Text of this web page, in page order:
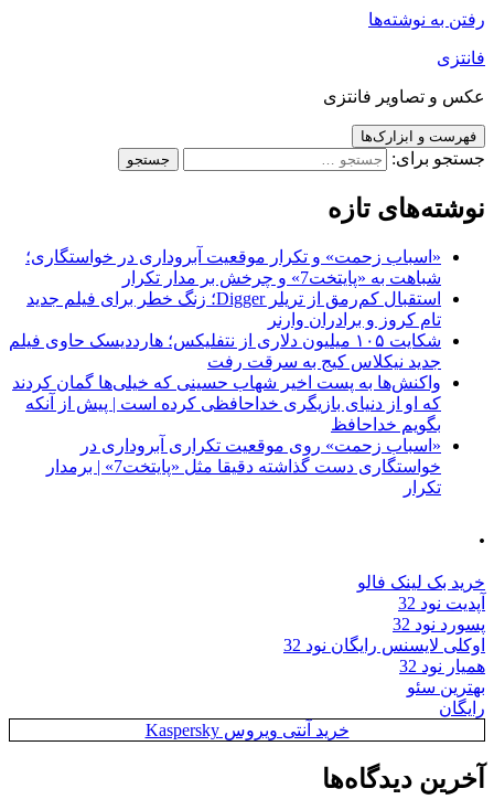
رفتن به نوشته‌ها
فانتزی
عکس و تصاویر فانتزی
فهرست و ابزارک‌ها
جستجو برای:
نوشته‌های تازه
«اسباب زحمت» و تکرار موقعیت آبروداری در خواستگاری؛
شباهت به «پایتخت7» و چرخش بر مدار تکرار
استقبال کم‌رمق از تریلر Digger؛ زنگ خطر برای فیلم جدید
تام کروز و برادران وارنر
شکایت ۱۰۵ میلیون دلاری از نتفلیکس؛ هارددیسک حاوی فیلم
جدید نیکلاس کیج به سرقت رفت
واکنش‌ها به پست اخیر شهاب حسینی که خیلی‌ها گمان کردند
که او از دنیای بازیگری خداحافظی کرده است | پیش از آنکه
بگویم خداحافظ
«اسباب زحمت» روی موقعیت تکراری آبروداری در
خواستگاری دست گذاشته دقیقا مثل «پایتخت7» | برمدار
تکرار
.
خرید بک لینک فالو
آپدیت نود 32
پسورد نود 32
اوکلی لایسنس رایگان نود 32
همیار نود 32
بهترین سئو
رایگان
خرید آنتی ویروس Kaspersky
آخرین دیدگاه‌ها